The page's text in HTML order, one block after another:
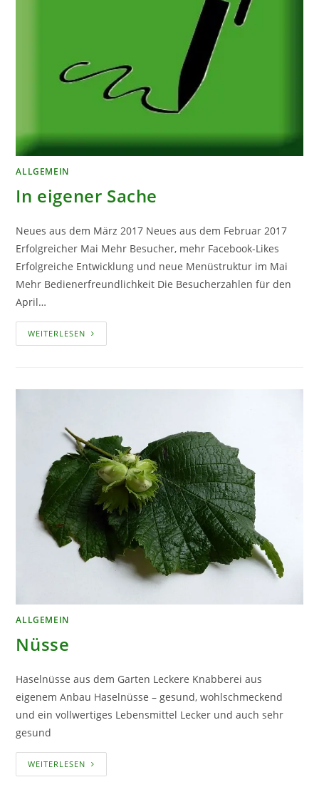
ALLGEMEIN
In eigener Sache
Neues aus dem März 2017 Neues aus dem Februar 2017
Erfolgreicher Mai Mehr Besucher, mehr Facebook-Likes
Erfolgreiche Entwicklung und neue Menüstruktur im Mai
Mehr Bedienerfreundlichkeit Die Besucherzahlen für den
April…
WEITERLESEN IN
EIGENER
ALLGEMEIN
Nüsse
Haselnüsse aus dem Garten Leckere Knabberei aus
eigenem Anbau Haselnüsse – gesund, wohlschmeckend
und ein vollwertiges Lebensmittel Lecker und auch sehr
gesund
WEITERLESEN NÜSSE